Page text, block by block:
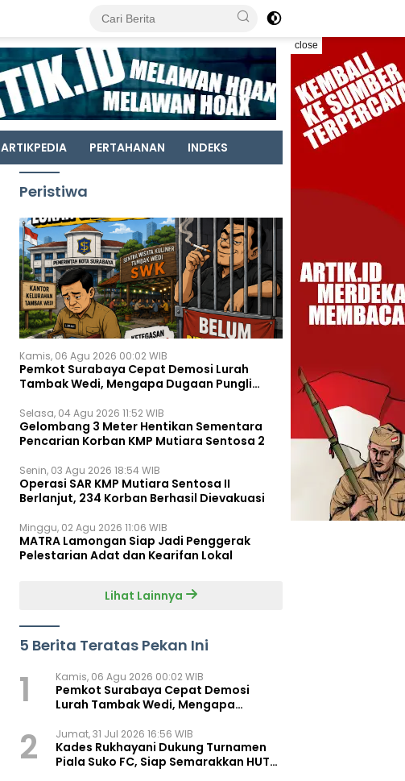
close
ARTIKPEDIA PERTAHANAN INDEKS
Peristiwa
Kamis, 06 Agu 2026 00:02 WIB
Pemkot Surabaya Cepat Demosi Lurah
Tambak Wedi, Mengapa Dugaan Pungli
Selasa, 04 Agu 2026 11:52 WIB
Gelombang 3 Meter Hentikan Sementara
Pencarian Korban KMP Mutiara Sentosa 2
Senin, 03 Agu 2026 18:54 WIB
Operasi SAR KMP Mutiara Sentosa II
Berlanjut, 234 Korban Berhasil Dievakuasi
Minggu, 02 Agu 2026 11:06 WIB
MATRA Lamongan Siap Jadi Penggerak
Pelestarian Adat dan Kearifan Lokal
Lihat Lainnya
5 Berita Teratas Pekan Ini
1 Kamis, 06 Agu 2026 00:02 WIB
Pemkot Surabaya Cepat Demosi
Lurah Tambak Wedi, Mengapa
2 Jumat, 31 Jul 2026 16:56 WIB
Kades Rukhayani Dukung Turnamen
Piala Suko FC, Siap Semarakkan HUT